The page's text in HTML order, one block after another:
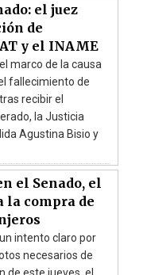
el juez
de
y el INAME
marco de la causa
fallecimiento de
recibir el
la Justicia
Agustina Bisio y
el Senado, el
la compra de
intento claro por
necesarios de
de este jueves, el